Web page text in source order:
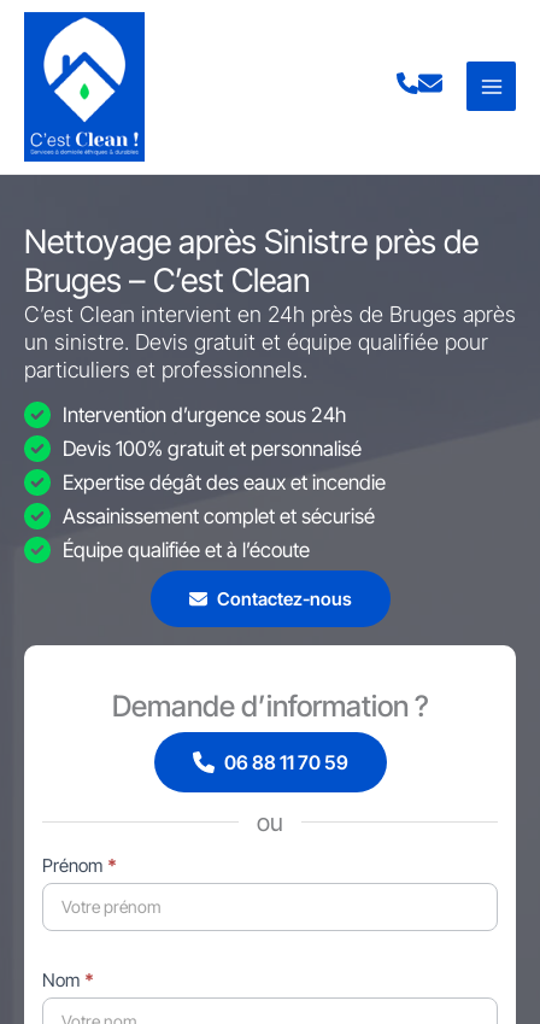
Aller
contenu
Nettoyage après Sinistre près de
Bruges – C’est Clean
C’est Clean intervient en 24h près de Bruges après
un sinistre. Devis gratuit et équipe qualifiée pour
particuliers et professionnels.
Intervention d’urgence sous 24h
Devis 100% gratuit et personnalisé
Expertise dégât des eaux et incendie
Assainissement complet et sécurisé
Équipe qualifiée et à l’écoute
Contactez-nous
Demande d’information ?
06 88 11 70 59
ou
Formulaire
simple
avec
Prénom *
Nom *